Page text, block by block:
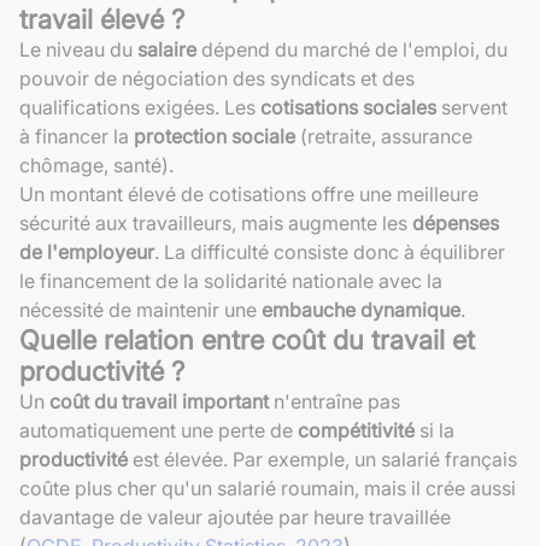
travail élevé ?
Le niveau du salaire dépend du marché de l'emploi, du
pouvoir de négociation des syndicats et des
qualifications exigées. Les cotisations sociales servent
à financer la protection sociale (retraite, assurance
chômage, santé).
Un montant élevé de cotisations offre une meilleure
sécurité aux travailleurs, mais augmente les dépenses
de l'employeur. La difficulté consiste donc à équilibrer
le financement de la solidarité nationale avec la
nécessité de maintenir une embauche dynamique.
Quelle relation entre coût du travail et
productivité ?
Un coût du travail importantn'entraîne pas
automatiquement une perte de compétitivité si la
productivité est élevée. Par exemple, un salarié français
coûte plus cher qu'un salarié roumain, mais il crée aussi
davantage de valeur ajoutée par heure travaillée